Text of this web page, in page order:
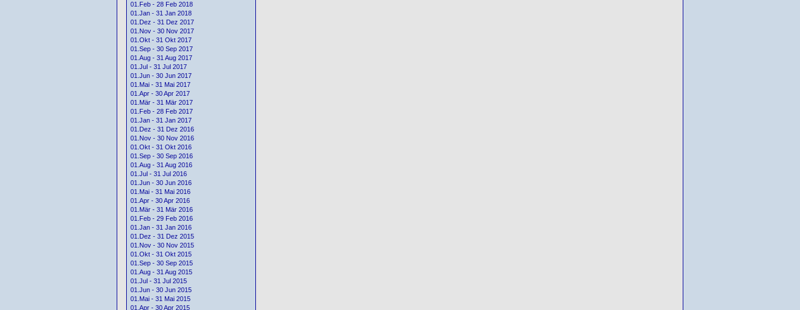
01.Feb - 28 Feb 2018
01.Jan - 31 Jan 2018
01.Dez - 31 Dez 2017
01.Nov - 30 Nov 2017
01.Okt - 31 Okt 2017
01.Sep - 30 Sep 2017
01.Aug - 31 Aug 2017
01.Jul - 31 Jul 2017
01.Jun - 30 Jun 2017
01.Mai - 31 Mai 2017
01.Apr - 30 Apr 2017
01.Mär - 31 Mär 2017
01.Feb - 28 Feb 2017
01.Jan - 31 Jan 2017
01.Dez - 31 Dez 2016
01.Nov - 30 Nov 2016
01.Okt - 31 Okt 2016
01.Sep - 30 Sep 2016
01.Aug - 31 Aug 2016
01.Jul - 31 Jul 2016
01.Jun - 30 Jun 2016
01.Mai - 31 Mai 2016
01.Apr - 30 Apr 2016
01.Mär - 31 Mär 2016
01.Feb - 29 Feb 2016
01.Jan - 31 Jan 2016
01.Dez - 31 Dez 2015
01.Nov - 30 Nov 2015
01.Okt - 31 Okt 2015
01.Sep - 30 Sep 2015
01.Aug - 31 Aug 2015
01.Jul - 31 Jul 2015
01.Jun - 30 Jun 2015
01.Mai - 31 Mai 2015
01.Apr - 30 Apr 2015